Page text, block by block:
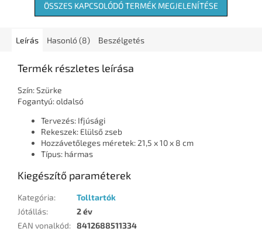
ÖSSZES KAPCSOLÓDÓ TERMÉK MEGJELENÍTÉSE
Leírás Hasonló (8) Beszélgetés
Termék részletes leírása
Szín: Szürke
Fogantyú: oldalsó
Tervezés: Ifjúsági
Rekeszek: Elülső zseb
Hozzávetőleges méretek: 21,5 x 10 x 8 cm
Típus: hármas
Kiegészítő paraméterek
Kategória:
Tolltartók
Jótállás:
2 év
EAN vonalkód: 8412688511334